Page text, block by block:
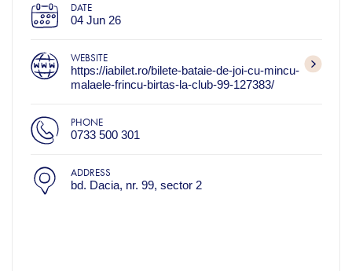
DATE
04 Jun 26
WEBSITE
https://iabilet.ro/bilete-bataie-de-joi-cu-mincu-
malaele-frincu-birtas-la-club-99-127383/
PHONE
0733 500 301
ADDRESS
bd. Dacia, nr. 99, sector 2